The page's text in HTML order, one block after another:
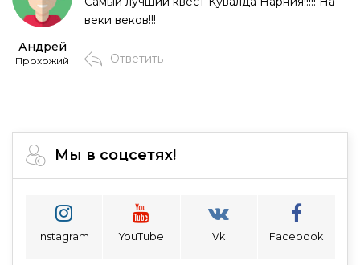
Андрей
Прохожий
веки веков!!!
Ответить
Мы в соцсетях!
Instagram YouTube Vk Facebook